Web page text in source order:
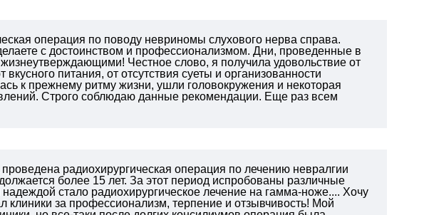
операция по поводу невриномы слухового нерва справа.
с достоинством и профессионализмом. Дни, проведенные в
Честное слово, я получила удовольствие от
питания, от отсутствия суеты и организованности
к прежнему ритму жизни, ушли головокружения и некоторая
Строго соблюдаю данные рекомендации. Еще раз всем
радиохирургическая операция по лечению невралгии
более 15 лет. За этот период испробованы различные
стало радиохирургическое лечение на гамма-ноже.... Хочу
за профессионализм, терпение и отзывчивость! Мой